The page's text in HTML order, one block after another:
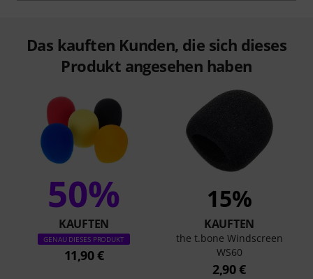
Das kauften Kunden, die sich dieses
Produkt angesehen haben
50%
KAUFTEN
GENAU DIESES PRODUKT
11,90 €
15%
KAUFTEN
the t.bone Windscreen
WS60
2,90 €